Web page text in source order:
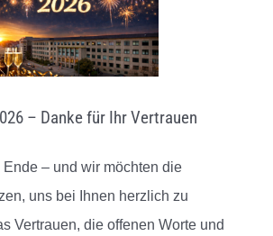
– Danke für Ihr Vertrauen
Ende – und wir möchten die
uns bei Ihnen herzlich zu
Vertrauen, die offenen Worte und